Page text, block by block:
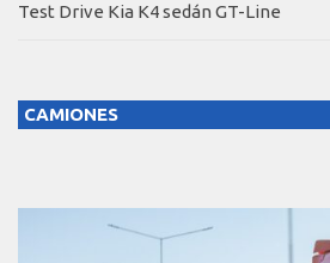
Test Drive Kia K4 sedán GT-Line
CAMIONES